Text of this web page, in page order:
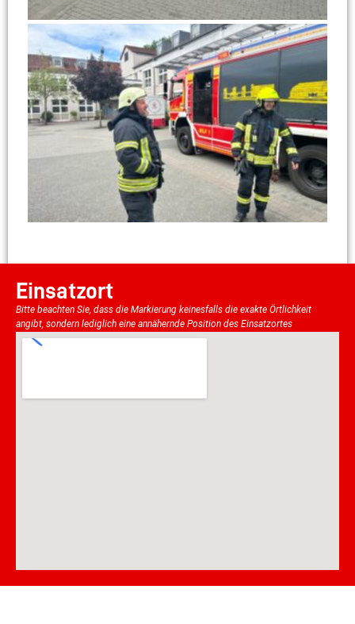
Einsatzort
Bitte beachten Sie, dass die Markierung keinesfalls die exakte Örtlichkeit
angibt, sondern lediglich eine annähernde Position des Einsatzortes